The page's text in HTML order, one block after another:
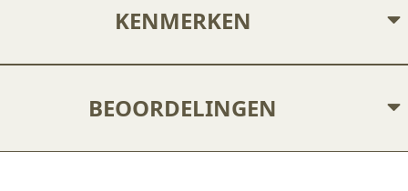
KENMERKEN
BEOORDELINGEN